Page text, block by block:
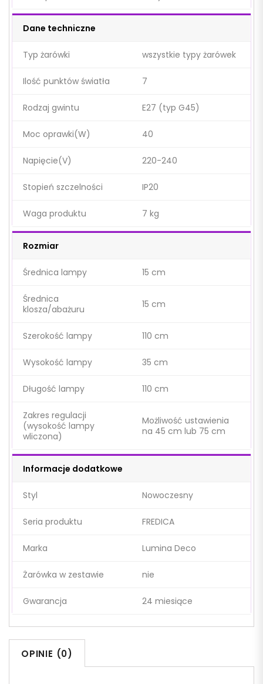
Dane techniczne
Typ żarówki wszystkie typy żarówek
Ilość punktów światła 7
Rodzaj gwintu E27 (typ G45)
Moc oprawki(W) 40
Napięcie(V) 220-240
Stopień szczelności IP20
Waga produktu 7 kg
Rozmiar
Średnica lampy 15 cm
Średnica
klosza/abażuru
15 cm
Szerokość lampy 110 cm
Wysokość lampy 35 cm
Długość lampy 110 cm
Zakres regulacji
(wysokość lampy
wliczona)
Możliwość ustawienia
na 45 cm lub 75 cm
Informacje dodatkowe
Styl Nowoczesny
Seria produktu FREDICA
Marka Lumina Deco
Żarówka w zestawie nie
Gwarancja 24 miesiące
OPINIE (0)